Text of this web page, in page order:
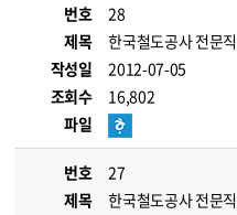
번호
28
제목
한국철도공사 전문
작성일
2012-07-05
조회수
16,802
파일
번호
27
제목
한국철도공사 전문